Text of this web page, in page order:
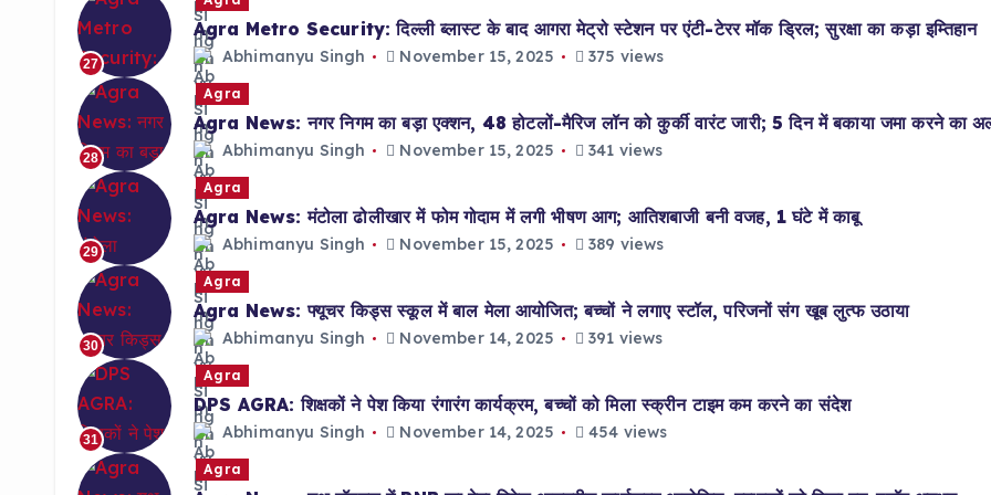
27
Agra Metro Security: दिल्ली ब्लास्ट के बाद आगरा मेट्रो स्टेशन पर एंटी-टेरर मॉक ड्रिल; सुरक्षा का कड़ा इम्तिहान
Abhimanyu Singh November 15, 2025 375 views
28
Agra
Agra News: नगर निगम का बड़ा एक्शन, 48 होटलों-मैरिज लॉन को कुर्की वारंट जारी; 5 दिन में बकाया जमा करने का
Abhimanyu Singh November 15, 2025 341 views
29
Agra
Agra News: मंटोला ढोलीखार में फोम गोदाम में लगी भीषण आग; आतिशबाजी बनी वजह, 1 घंटे में काबू
Abhimanyu Singh November 15, 2025 389 views
30
Agra
Agra News: फ्यूचर किड्स स्कूल में बाल मेला आयोजित; बच्चों ने लगाए स्टॉल, परिजनों संग खूब लुत्फ उठाया
Abhimanyu Singh November 14, 2025 391 views
31
Agra
DPS AGRA: शिक्षकों ने पेश किया रंगारंग कार्यक्रम, बच्चों को मिला स्क्रीन टाइम कम करने का संदेश
Abhimanyu Singh November 14, 2025 454 views
Agra